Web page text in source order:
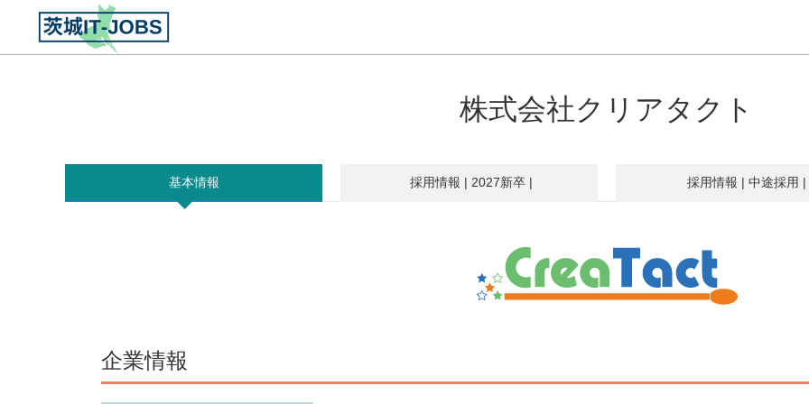
株式会社クリアタクト
基本情報 採用情報 | 2027新卒 | 採用情報 | 中途採用 |
企業情報